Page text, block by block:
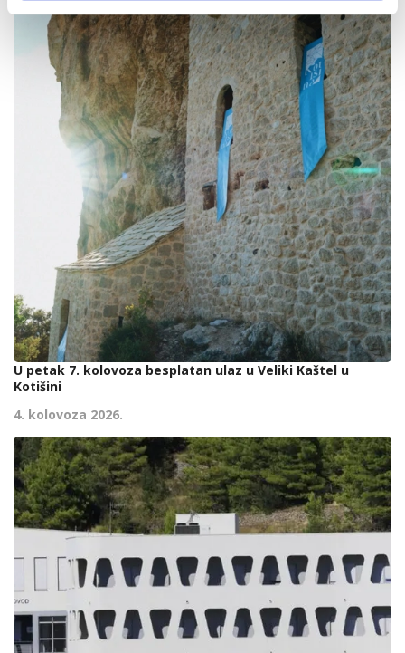
U petak 7. kolovoza besplatan ulaz u Veliki Kaštel u
Kotišini
4. kolovoza 2026.